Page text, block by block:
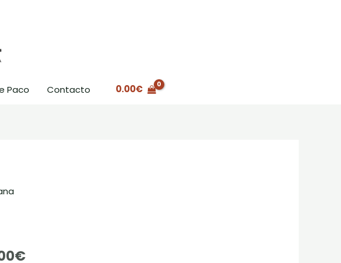
Paco Contacto 0.00€
€